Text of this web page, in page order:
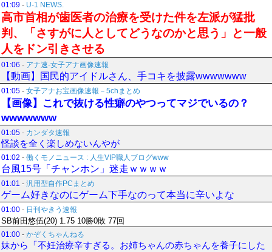
01:09 - U-1 NEWS.
高市首相が歯医者の治療を受けた件を左派が猛批
判、「さすがに人としてどうなのかと思う」と一般
人をドン引きさせる
01:06 - アナ速‐女子アナ画像速報
【動画】国民的アイドルさん、手コキを披露wwwwwww
01:05 - 女子アナお宝画像速報－5chまとめ
【画像】これで抜ける性癖のやつってマジでいるの？
wwwwwww
01:05 - カンダタ速報
怪談を全く楽しめないんやが
01:02 - 働くモノニュース : 人生VIP職人ブログwww
台風15号「チャンホン」迷走ｗｗｗｗ
01:01 - 汎用型自作PCまとめ
ゲーム好きなのにゲーム下手なのって本当に辛いよな
01:00 - 日刊やきう速報
SB前田悠伍(20) 1.75 10勝0敗 77回
01:00 - かぞくちゃんねる
妹から「不妊治療辛すぎる。お姉ちゃんの赤ちゃんを養子にした